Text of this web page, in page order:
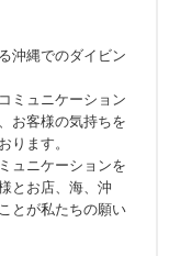
沖縄でのダイビン
ミュニケーション
お客様の気持ちを
ります。
ュニケーションを
とお店、海、沖
とが私たちの願い